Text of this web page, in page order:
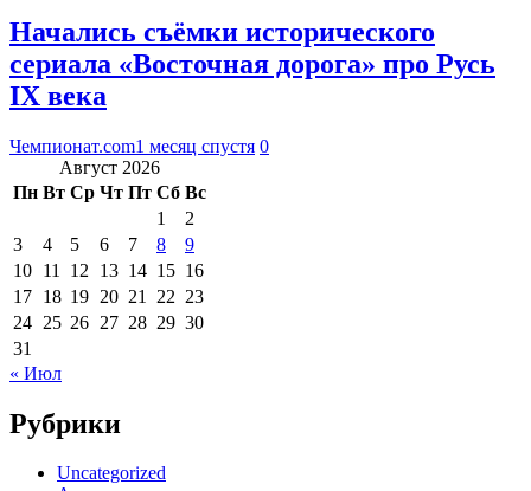
Начались съёмки исторического
сериала «Восточная дорога» про Русь
IX века
Чемпионат.com1 месяц спустя 0
Август 2026
Пн Вт Ср Чт Пт Сб Вс
1
2
3
4 5 6 7 8
9
10 11 12 13 14 15 16
17 18 19 20 21 22 23
24 25 26 27 28 29 30
31
« Июл
Рубрики
Uncategorized